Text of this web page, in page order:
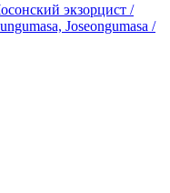
экзорцист /
Joseongumasa /